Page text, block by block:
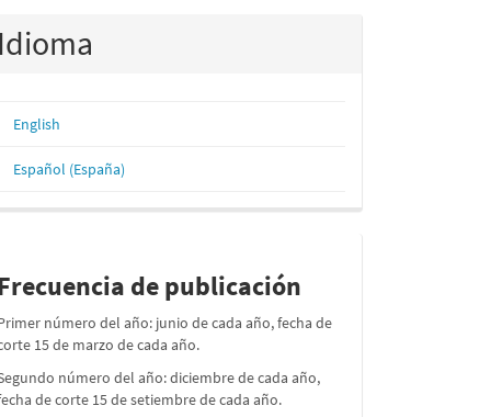
English
Español (España)
de publicación
número del año: junio de cada año, fecha de
15 de marzo de cada año.
número del año: diciembre de cada año,
de corte 15 de setiembre de cada año.